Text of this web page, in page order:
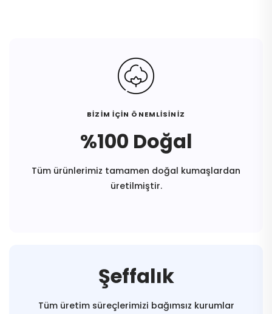
BİZİM İÇİN ÖNEMLİSİNİZ
%100 Doğal
Tüm ürünlerimiz tamamen doğal kumaşlardan
üretilmiştir.
Şeffalık
Tüm üretim süreçlerimizi bağımsız kurumlar